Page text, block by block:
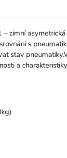
zimní
s
stav
a